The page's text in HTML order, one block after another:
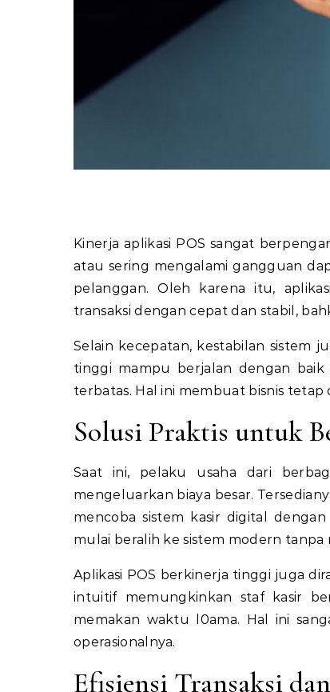
Kinerja aplikasi POS sangat
atau sering mengalami gangguan
pelanggan. Oleh karena itu,
transaksi dengan cepat dan stabil,
Selain kecepatan, kestabilan sistem
tinggi mampu berjalan dengan
terbatas. Hal ini membuat bisnis
Solusi Praktis untuk
Saat ini, pelaku usaha dari
mengeluarkan biaya besar.
mencoba sistem kasir digital
mulai beralih ke sistem modern tanpa
Aplikasi POS berkinerja tinggi juga
intuitif memungkinkan staf kasir
memakan waktu l0ama. Hal ini
operasionalnya.
Efisiensi Transaksi